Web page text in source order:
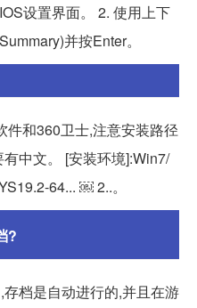
设置界面。 2. 使用上下
并按Enter。
件和360卫士,注意安装路径
中文。 [安装环境]:Win7/
64... ￼ 2..。
?
档是自动进行的,并且在游